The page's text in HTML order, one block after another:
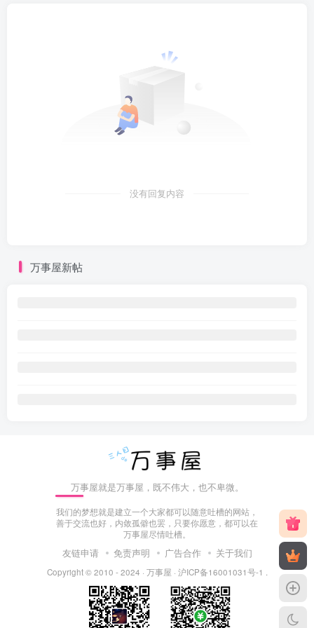
没有回复内容
万事屋新帖
万事屋就是万事屋，既不伟大，也不卑微。
我们的梦想就是建立一个大家都可以随意吐槽的网站，
善于交流也好，内敛孤僻也罢，只要你愿意，都可以在
万事屋尽情吐槽。
友链申请 免责声明 广告合作 关于我们
Copyright © 2010 - 2024 · 万事屋 · 沪ICP备16001031号-1